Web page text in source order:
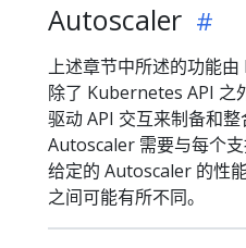
Autoscaler
上述章节中所述的功能由
除了 Kubernetes API 之
驱动 API 交互来制备和
Autoscaler 需要与每个支
给定的 Autoscaler 的性
之间可能有所不同。